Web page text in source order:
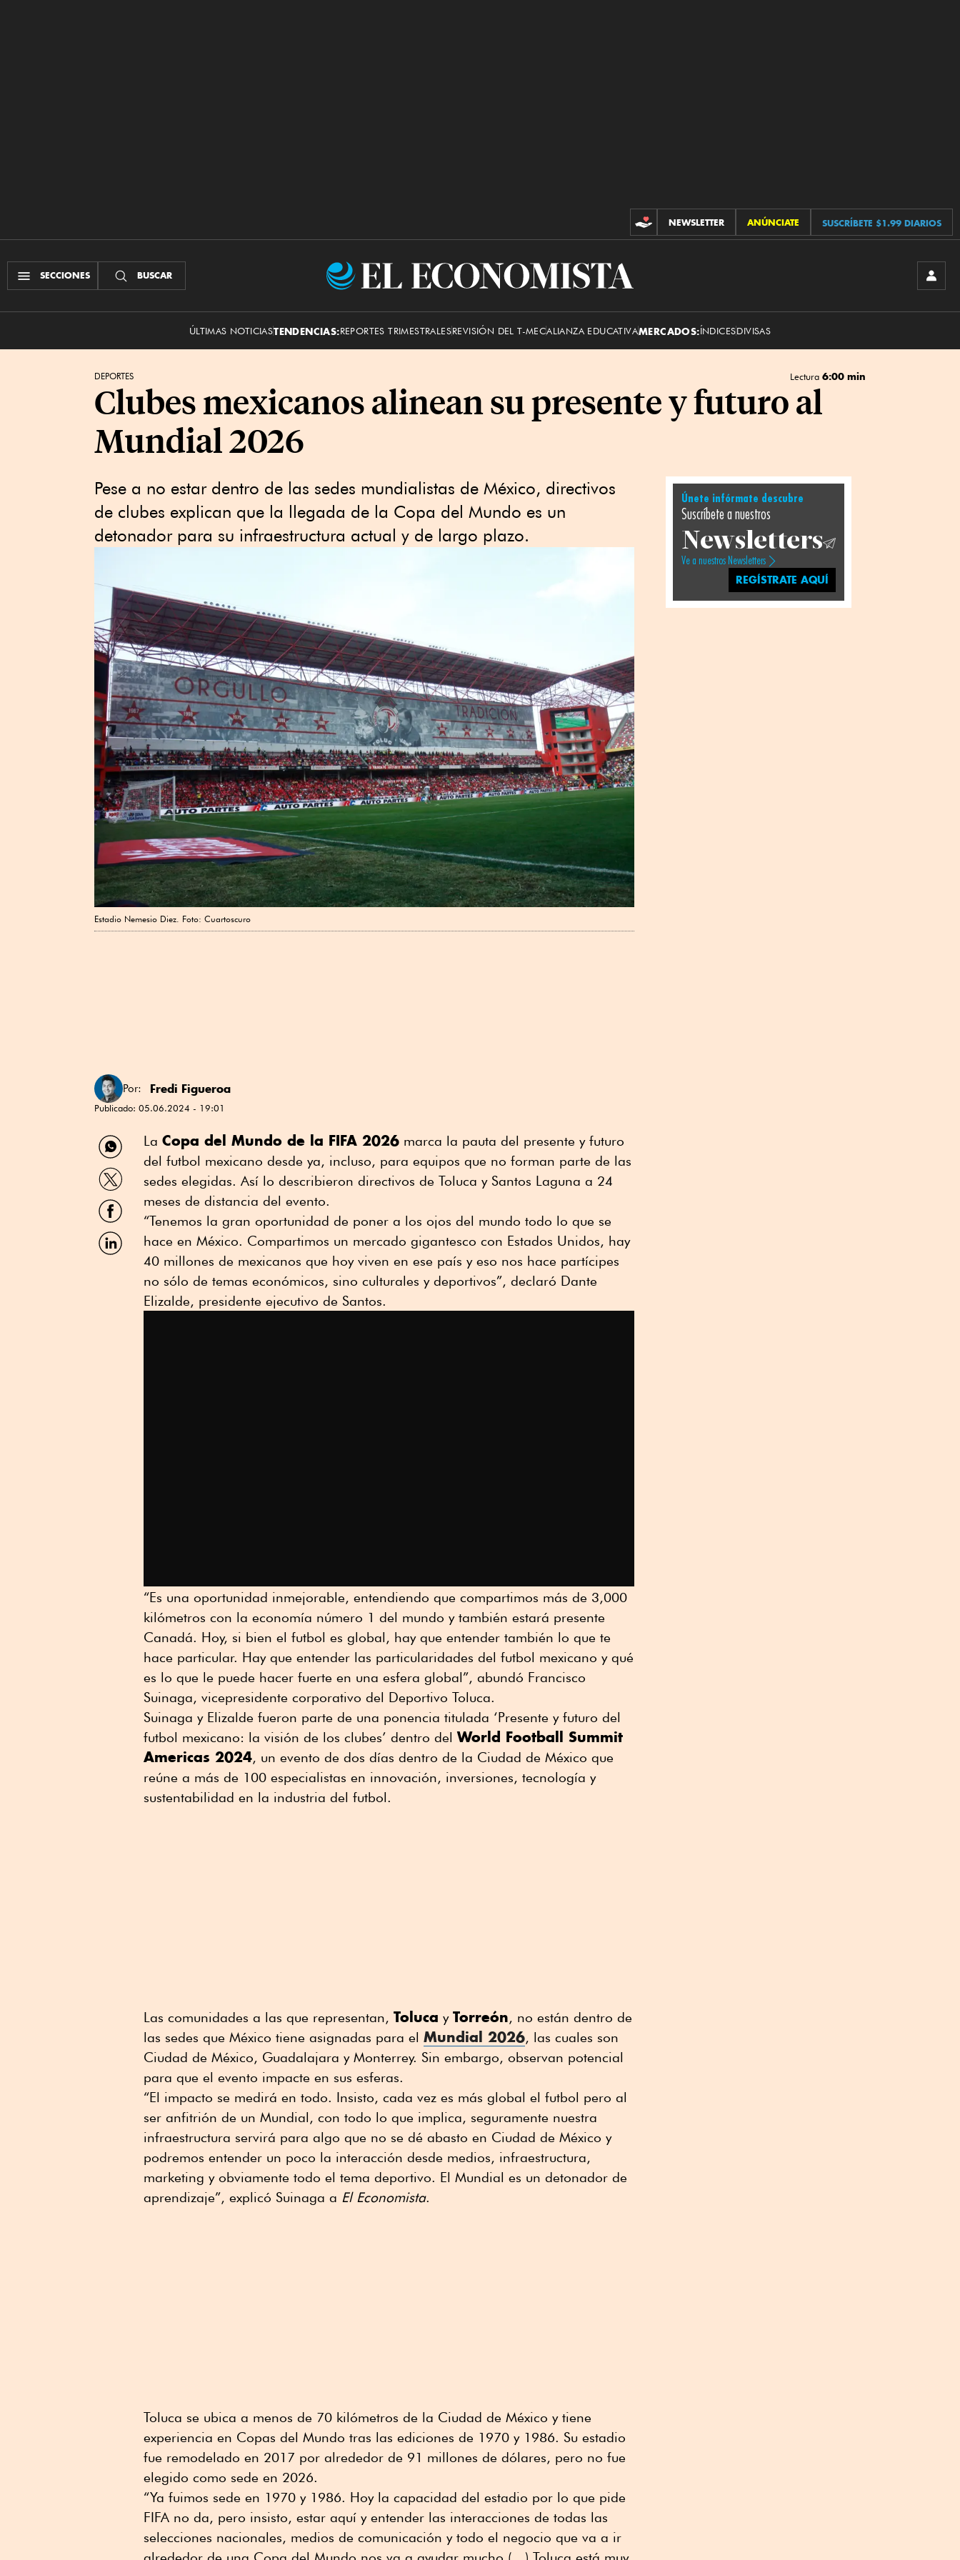
CONTRIBUCIONES
NEWSLETTER ANÚNCIATE SUSCRÍBETE $1.99 DIARIOS
SECCIONES BUSCAR
El
ÚLTIMAS NOTICIASTENDENCIAS:REPORTES TRIMESTRALESREVISIÓN DEL T-MECALIANZA EDUCATIVAMERCADOS:ÍNDICESDIVISAS
DEPORTES Lectura 6:00 min
Clubes mexicanos alinean su presente y futuro al
Mundial 2026
Pese a no estar dentro de las sedes mundialistas de México, directivos
de clubes explican que la llegada de la Copa del Mundo es un
detonador para su infraestructura actual y de largo plazo.
Estadio Nemesio Diez. Foto: Cuartoscuro
Por: Fredi Figueroa
Publicado: 05.06.2024 - 19:01
Compartir
por
WhatsApp
Compartir
por
Twitter
Compartir
por
Facebook
Compartir
por
La Copa del Mundo de la FIFA 2026 marca la pauta del presente y futuro
del futbol mexicano desde ya, incluso, para equipos que no forman parte de las
sedes elegidas. Así lo describieron directivos de Toluca y Santos Laguna a 24
meses de distancia del evento.
“Tenemos la gran oportunidad de poner a los ojos del mundo todo lo que se
hace en México. Compartimos un mercado gigantesco con Estados Unidos, hay
40 millones de mexicanos que hoy viven en ese país y eso nos hace partícipes
no sólo de temas económicos, sino culturales y deportivos”, declaró Dante
Elizalde, presidente ejecutivo de Santos.
“Es una oportunidad inmejorable, entendiendo que compartimos más de 3,000
kilómetros con la economía número 1 del mundo y también estará presente
Canadá. Hoy, si bien el futbol es global, hay que entender también lo que te
hace particular. Hay que entender las particularidades del futbol mexicano y qué
es lo que le puede hacer fuerte en una esfera global”, abundó Francisco
Suinaga, vicepresidente corporativo del Deportivo Toluca.
Suinaga y Elizalde fueron parte de una ponencia titulada ‘Presente y futuro del
futbol mexicano: la visión de los clubes’ dentro delWorld Football Summit
Americas 2024, un evento de dos días dentro de la Ciudad de México que
reúne a más de 100 especialistas en innovación, inversiones, tecnología y
sustentabilidad en la industria del futbol.
Las comunidades a las que representan, Toluca y Torreón, no están dentro de
las sedes que México tiene asignadas para el Mundial 2026, las cuales son
Ciudad de México, Guadalajara y Monterrey. Sin embargo, observan potencial
para que el evento impacte en sus esferas.
“El impacto se medirá en todo. Insisto, cada vez es más global el futbol pero al
ser anfitrión de un Mundial, con todo lo que implica, seguramente nuestra
infraestructura servirá para algo que no se dé abasto en Ciudad de México y
podremos entender un poco la interacción desde medios, infraestructura,
marketing y obviamente todo el tema deportivo. El Mundial es un detonador de
aprendizaje”, explicó Suinaga a El Economista.
Toluca se ubica a menos de 70 kilómetros de la Ciudad de México y tiene
experiencia en Copas del Mundo tras las ediciones de 1970 y 1986. Su estadio
fue remodelado en 2017 por alrededor de 91 millones de dólares, pero no fue
elegido como sede en 2026.
“Ya fuimos sede en 1970 y 1986. Hoy la capacidad del estadio por lo que pide
FIFA no da, pero insisto, estar aquí y entender las interacciones de todas las
selecciones nacionales, medios de comunicación y todo el negocio que va a ir
alrededor de una Copa del Mundo nos va a ayudar mucho (…) Toluca está muy
Únete infórmate descubre
Suscríbete a nuestros
Newsletters
Ve a nuestros Newsletters
REGÍSTRATE AQUÍ